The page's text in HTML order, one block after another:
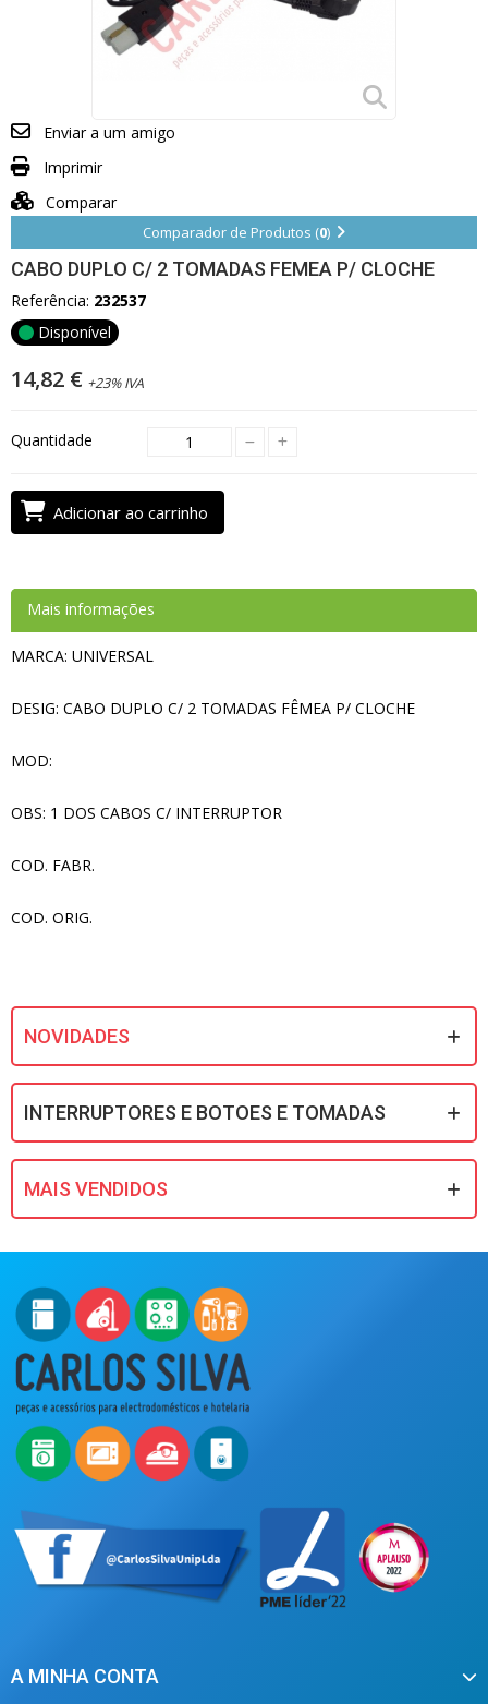
Enviar a um amigo
Imprimir
Comparar
Comparador de Produtos (0)
CABO DUPLO C/ 2 TOMADAS FEMEA P/ CLOCHE
Referência: 232537
Disponível
14,82 € +23% IVA
Quantidade
Adicionar ao carrinho
Mais informações
MARCA: UNIVERSAL
DESIG: CABO DUPLO C/ 2 TOMADAS FÊMEA P/ CLOCHE
MOD:
OBS: 1 DOS CABOS C/ INTERRUPTOR
COD. FABR.
COD. ORIG.
NOVIDADES
INTERRUPTORES E BOTOES E TOMADAS
MAIS VENDIDOS
A MINHA CONTA